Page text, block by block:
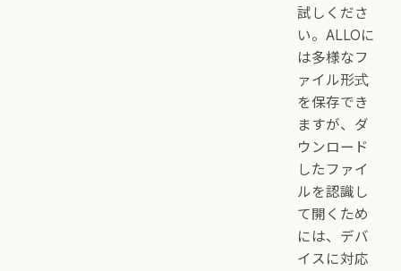
試しくださ
い。ALLOに
は多様なフ
ァイル形式
を保存でき
ますが、ダ
ウンロード
したファイ
ルを認識し
て開くため
には、デバ
イスに対応